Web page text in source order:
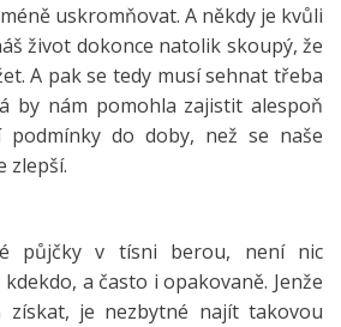
uskromňovat. A někdy je kvůli
život dokonce natolik skoupý, že
A pak se tedy musí sehnat třeba
by nám pomohla zajistit alespoň
podmínky do doby, než se naše
zlepší.
půjčky v tísni berou, není nic
a často i opakovaně. Jenže
získat, je nezbytné najít takovou